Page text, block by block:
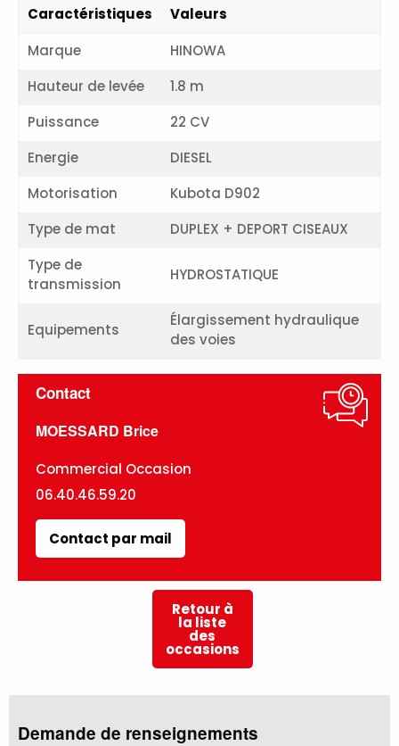
Caractéristiques
Valeurs
Marque
HINOWA
Hauteur de levée
1.8 m
Puissance
22 CV
Energie
DIESEL
Motorisation
Kubota D902
Type de mat
DUPLEX + DEPORT CISEAUX
Type de
transmission
HYDROSTATIQUE
Equipements
Élargissement hydraulique
des voies
Contact
MOESSARD Brice
Commercial Occasion
06.40.46.59.20
Contact par mail
Retour à
la liste
des
occasions
Demande de renseignements